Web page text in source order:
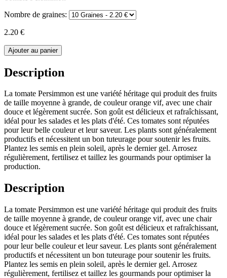
Nombre de graines:
2.20 €
Ajouter au panier
Description
La tomate Persimmon est une variété héritage qui produit des fruits
de taille moyenne à grande, de couleur orange vif, avec une chair
douce et légèrement sucrée. Son goût est délicieux et rafraîchissant,
idéal pour les salades et les plats d'été. Ces tomates sont réputées
pour leur belle couleur et leur saveur. Les plants sont généralement
productifs et nécessitent un bon tuteurage pour soutenir les fruits.
Plantez les semis en plein soleil, après le dernier gel. Arrosez
régulièrement, fertilisez et taillez les gourmands pour optimiser la
production.
Description
La tomate Persimmon est une variété héritage qui produit des fruits
de taille moyenne à grande, de couleur orange vif, avec une chair
douce et légèrement sucrée. Son goût est délicieux et rafraîchissant,
idéal pour les salades et les plats d'été. Ces tomates sont réputées
pour leur belle couleur et leur saveur. Les plants sont généralement
productifs et nécessitent un bon tuteurage pour soutenir les fruits.
Plantez les semis en plein soleil, après le dernier gel. Arrosez
régulièrement, fertilisez et taillez les gourmands pour optimiser la